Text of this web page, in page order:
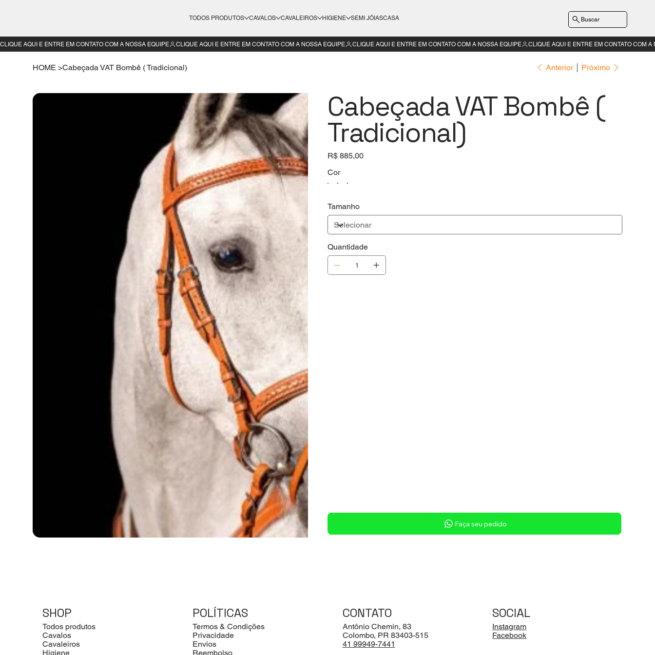
TODOS PRODUTOS CAVALOS CAVALEIROS HIGIENE SEMI JÓIASCASA Buscar
HOME >Cabeçada VAT Bombê ( Tradicional) Anterior Próximo
Cabeçada VAT Bombê (
Tradicional)
Preço
R$ 885,00
Cor
Tamanho
Quantidade
Faça seu pedido
CLIQUE AQUI E ENTRE EM CONTATO COM A NOSSA EQUIPE
SHOP
Todos produtos
Cavalos
Cavaleiros
Higiene
POLÍTICAS
Termos & Condições
Privacidade
Envios
Reembolso
CONTATO
Antônio Chemin, 83
Colombo, PR 83403-515
41 99949-7441
SOCIAL
Instagram
Facebook